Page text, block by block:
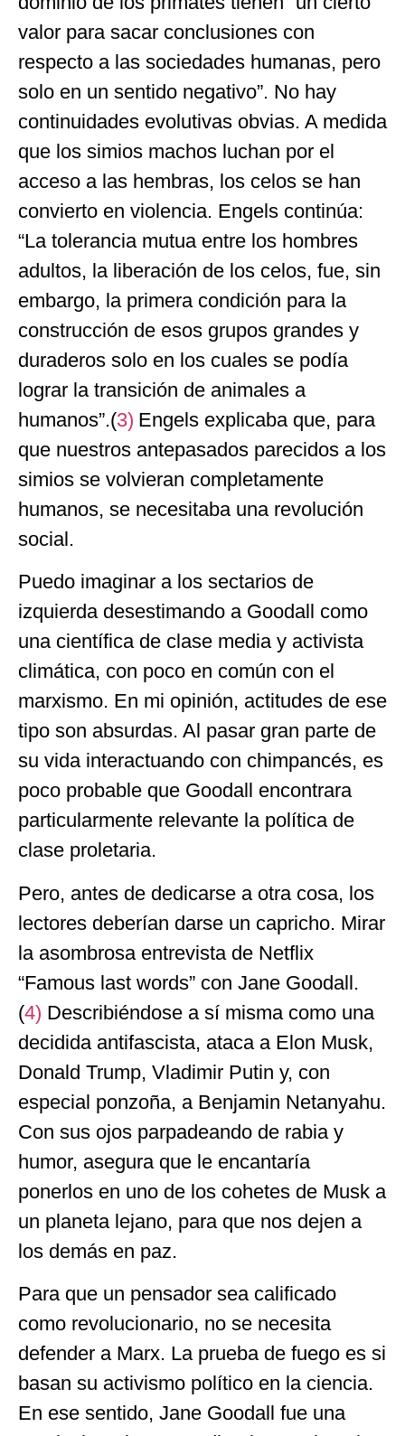
valor para sacar conclusiones con
respecto a las sociedades humanas, pero
solo en un sentido negativo”. No hay
continuidades evolutivas obvias. A medida
que los simios machos luchan por el
acceso a las hembras, los celos se han
convierto en violencia. Engels continúa:
“La tolerancia mutua entre los hombres
adultos, la liberación de los celos, fue, sin
embargo, la primera condición para la
construcción de esos grupos grandes y
duraderos solo en los cuales se podía
lograr la transición de animales a
humanos”.(3) Engels explicaba que, para
que nuestros antepasados parecidos a los
simios se volvieran completamente
humanos, se necesitaba una revolución
social.
Puedo imaginar a los sectarios de
izquierda desestimando a Goodall como
una científica de clase media y activista
climática, con poco en común con el
marxismo. En mi opinión, actitudes de ese
tipo son absurdas. Al pasar gran parte de
su vida interactuando con chimpancés, es
poco probable que Goodall encontrara
particularmente relevante la política de
clase proletaria.
Pero, antes de dedicarse a otra cosa, los
lectores deberían darse un capricho. Mirar
la asombrosa entrevista de Netflix
“Famous last words” con Jane Goodall.
(4) Describiéndose a sí misma como una
decidida antifascista, ataca a Elon Musk,
Donald Trump, Vladimir Putin y, con
especial ponzoña, a Benjamin Netanyahu.
Con sus ojos parpadeando de rabia y
humor, asegura que le encantaría
ponerlos en uno de los cohetes de Musk a
un planeta lejano, para que nos dejen a
los demás en paz.
Para que un pensador sea calificado
como revolucionario, no se necesita
defender a Marx. La prueba de fuego es si
basan su activismo político en la ciencia.
En ese sentido, Jane Goodall fue una